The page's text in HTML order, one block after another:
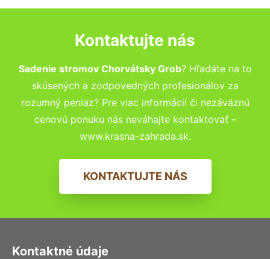
Kontaktujte nás
Sadenie stromov Chorvátsky Grob? Hľadáte na to
skúsených a zodpovedných profesionálov za
rozumný peniaz? Pre viac informácií či nezáväznú
cenovú ponuku nás neváhajte kontaktovať –
www.krasna-zahrada.sk.
KONTAKTUJTE NÁS
Kontaktné údaje